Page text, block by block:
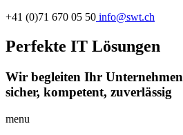
+41 (0)71 670 05 50 info@swt.ch
Perfekte IT Lösungen
Wir begleiten Ihr Unternehmen
sicher, kompetent, zuverlässig
menu